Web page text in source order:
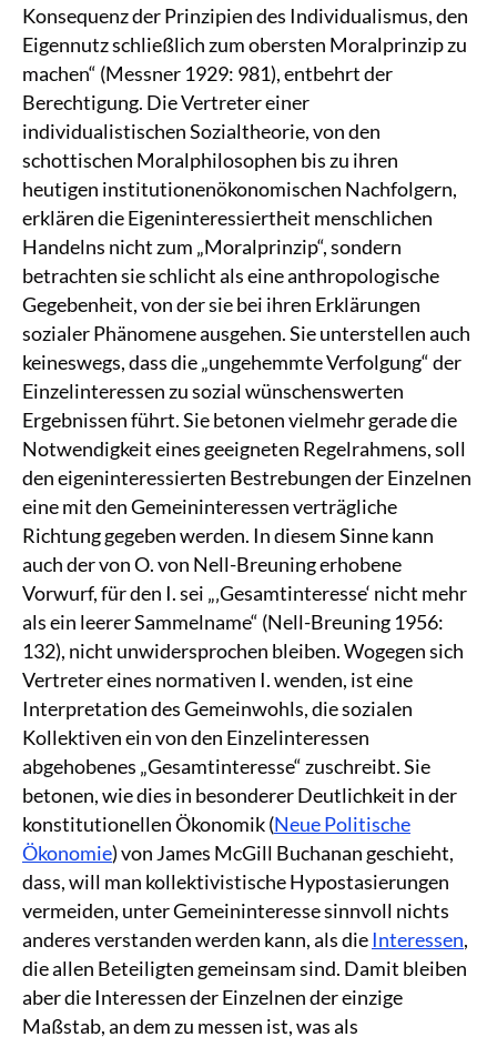
Konsequenz der Prinzipien des Individualismus, den
Eigennutz schließlich zum obersten Moralprinzip zu
machen“ (Messner 1929: 981), entbehrt der
Berechtigung. Die Vertreter einer
individualistischen Sozialtheorie, von den
schottischen Moralphilosophen bis zu ihren
heutigen institutionenökonomischen Nachfolgern,
erklären die Eigeninteressiertheit menschlichen
Handelns nicht zum „Moralprinzip“, sondern
betrachten sie schlicht als eine anthropologische
Gegebenheit, von der sie bei ihren Erklärungen
sozialer Phänomene ausgehen. Sie unterstellen auch
keineswegs, dass die „ungehemmte Verfolgung“ der
Einzelinteressen zu sozial wünschenswerten
Ergebnissen führt. Sie betonen vielmehr gerade die
Notwendigkeit eines geeigneten Regelrahmens, soll
den eigeninteressierten Bestrebungen der Einzelnen
eine mit den Gemeininteressen verträgliche
Richtung gegeben werden. In diesem Sinne kann
auch der von O. von Nell-Breuning erhobene
Vorwurf, für den I. sei „‚Gesamtinteresse‘ nicht mehr
als ein leerer Sammelname“ (Nell-Breuning 1956:
132), nicht unwidersprochen bleiben. Wogegen sich
Vertreter eines normativen I. wenden, ist eine
Interpretation des Gemeinwohls, die sozialen
Kollektiven ein von den Einzelinteressen
abgehobenes „Gesamtinteresse“ zuschreibt. Sie
betonen, wie dies in besonderer Deutlichkeit in der
konstitutionellen Ökonomik (Neue Politische
Ökonomie) von James McGill Buchanan geschieht,
dass, will man kollektivistische Hypostasierungen
vermeiden, unter Gemeininteresse sinnvoll nichts
anderes verstanden werden kann, als dieInteressen,
die allen Beteiligten gemeinsam sind. Damit bleiben
aber die Interessen der Einzelnen der einzige
Maßstab, an dem zu messen ist, was als